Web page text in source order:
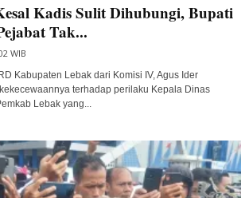
Kadis Sulit Dihubungi, Bupati
Tak...
WIB
Kabupaten Lebak dari Komisi IV, Agus Ider
terhadap perilaku Kepala Dinas
Lebak yang...